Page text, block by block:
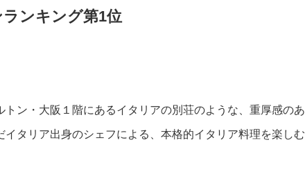
ランキング第1位
ン・大阪１階にあるイタリアの別荘のような、重厚感のあ
タリア出身のシェフによる、本格的イタリア料理を楽しむ